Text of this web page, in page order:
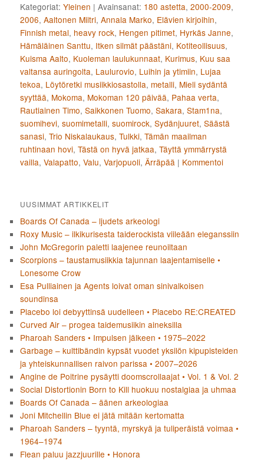
Kategoriat: Yleinen |Avainsanat: 180 astetta,2000-2009,
2006,Aaltonen Miitri,Annala Marko, Elävien kirjoihin,
Finnish metal, heavy rock, Hengen pitimet, Hyrkäs Janne,
Hämäläinen Santtu, Itken silmät päästäni, Kotiteollisuus,
Kuisma Aalto, Kuoleman laulukunnaat, Kurimus, Kuu saa
valtansa auringolta, Laulurovio, Luihin ja ytimiin, Lujaa
tekoa, Löytöretki musiikkiosastolla, metalli, Mieli sydäntä
syyttää, Mokoma, Mokoman 120 päivää, Pahaa verta,
Rautiainen Timo,Saikkonen Tuomo,Sakara,Stam1na,
suomihevi,suomimetalli,suomirock,Sydänjuuret,Säästä
sanasi,Trio Niskalaukaus,Tulkki,Tämän maailman
ruhtinaan hovi,Tästä on hyvä jatkaa,Täyttä ymmärrystä
vailla,Valapatto,Valu,Varjopuoli,Ärräpää | Kommentoi
UUSIMMAT ARTIKKELIT
Boards Of Canada – ljudets arkeologi
Roxy Music – ilkikurisesta taiderockista viileään eleganssiin
John McGregorin paletti laajenee reunoiltaan
Scorpions – taustamusiikkia tajunnan laajentamiselle •
Lonesome Crow
Esa Pulliainen ja Agents loivat oman sinivalkoisen
soundinsa
Placebo loi debyyttinsä uudelleen • Placebo RE:CREATED
Curved Air – progea taidemusiikin aineksilla
Pharoah Sanders • Impulsen jälkeen • 1975–2022
Garbage – kulttibändin kypsät vuodet yksilön kipupisteiden
ja yhteiskunnallisen raivon parissa • 2007–2026
Angine de Poitrine pysäytti doomscrollaajat • Vol. 1 & Vol. 2
Social Distortionin Born to Kill huokuu nostalgiaa ja uhmaa
Boards Of Canada – äänen arkeologiaa
Joni Mitchellin Blue ei jätä mitään kertomatta
Pharoah Sanders – tyyntä, myrskyä ja tuliperäistä voimaa •
1964–1974
Flean paluu jazzjuurille • Honora